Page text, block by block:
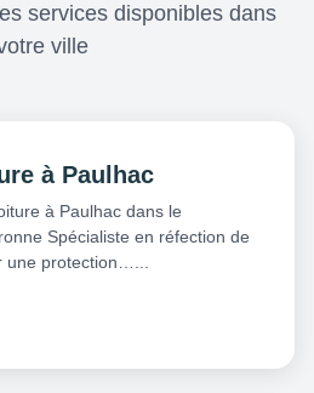
services disponibles dans
ville
à Paulhac
à Paulhac dans le
Spécialiste en réfection de
une protection…...